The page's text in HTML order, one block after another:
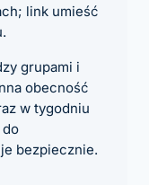
link umieść
grupami i
obecność
w tygodniu
bezpiecznie.